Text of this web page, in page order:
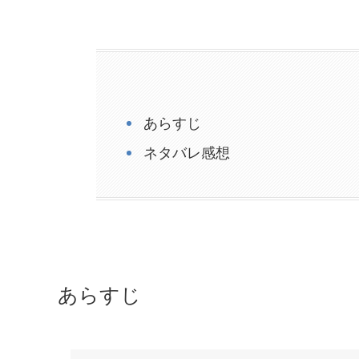
あらすじ
ネタバレ感想
あらすじ